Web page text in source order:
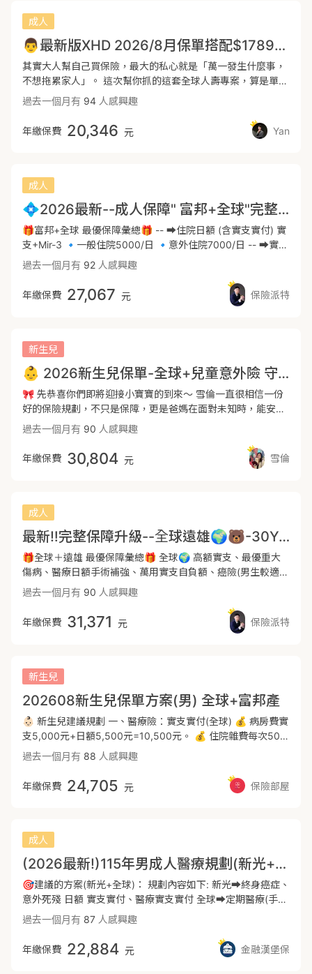
能尚未發育完全，一旦新生兒有醫療紀錄後，會影響承保或理
賠。 所以為寶寶規劃保險時，建議出生七天內報完戶口，出院
後七天內完成投保，趁寶寶體況健康時投保。 📷寶寶出生48
小時內醫院會做政府規定之21項檢測。 公費21項篩檢：此項為
政府規定不可等待期，出生第二天會進行抽血，報告大概出生
治療保險必須理賠。報告出來後若有異常基本上無法投保保險
了。 📷自費檢查的部分 11項自費血液篩檢：此11項會跟著公
費篩檢一起檢測，大多都是罕見疾病的篩檢，建議先做早期發
不是非常完全，大多項目檢查出來也是等待發育發育完全而
已。 超音波報告通常隔天就出爐，若檢查出有異常保險無法投
保。可以評估投保後30天再進行超音波篩檢。
險） ✔️ 重大傷病險 👉 涵蓋健保重大傷病卡項目 （包含癌
筆錢 👉 可自由運用（醫療/照顧/收入中斷） ④ 意外保障（日
常風險） ✔️ 意外醫療（實支 / 日額） ✔️ 意外失能、燒燙傷
✔️ 個人責任險（非常實用） 👉 不小心弄壞別人東西可理賠
（例如：打破手機、撞壞物品） ⚠️ 新生兒投保「黃金關鍵」
⏰ 最重要時機 👉 投保黃金期 = 21項新生兒篩檢「結果出來
前」 原因： 一旦檢查異常 👉 可能影響承保、除外或加費 📌
時間流程建議 ✔️ 預產前1個月 確認規劃內容 客製化調整保障
生體重：2500克以上
成人
👨最新版XHD 2026/8月保單搭配$1789/月 成人規劃(男)全球
其實大人幫自己買保險，最大的私心就是「萬一發生什麼事，
不想拖累家人」。 這次幫你抓的這套全球人壽專案，算是單一
間公司裡把CP值拉到最高的配法了， 一年大概兩萬出頭，就
住院開刀不用怕自費（醫療實支 XHD） 現在去醫院，最怕聽
到的就是「這個健保沒給付喔」。 這張實支實付算是把住院雜
己的身體就好。 2. 遇到大病，馬上有一筆百萬安家費（重大傷
病 DCE/XDE ＋ 癌症一次金 XCF） 如果真的碰到像癌症或是
需要長期治療的狀況，最擔心的絕對是沒辦法工作、收入斷
掉。 只要領到重大傷病卡，這份保單就會直接給你一筆 100
萬的現金。 另外，男生特別建議把防癌險（XCF）也直接搭在
全球，因為男生的費率在這張真的滿划算的！ 可以直接拉到
150 萬的額度，有了這筆錢，就能安心挑選適合的標靶藥物或
新療法。 3. 騎車跌倒、日常小意外都能報帳（意外險
XAN+XMBN） 平常通勤上下班或是假日出門運動，難免會遇
過去一個月有 94 人感興趣
年繳保費 20,346 元 Yan
成人
💠2026最新--成人保障" 富邦+全球"完整保障規劃- (男-30歲)
🎁富邦+全球 最優保障彙總🎁 -- ➡️住院日額 (含實支實付) 實
支+Mir-3 🔹一般住院5000/日 🔹意外住院7000/日 -- ➡️實支
實付 🔸住院雜費30萬✅，手術費另計-最高40萬(依手術等級
比例) 🔸門診手術費 2.5萬 (227.3343) ✅ 🔸另有門診特定處
置項目1.25萬 ✅ 🔺可再搭配🌍自負額，額外提高實支額度
(雜費、病房費、門診) -- ➡️定額手術 🔹住院/門診特定手術 9
➡️大風險的保障--一次金 👍 🔸重大傷病 100萬 🔸癌症一次金
且龐大的治療費用。 -- ⭕細項額度都可依需求討論調整喔!! --
----------------------------------------------------------------
----------------------------------------------------------------
險、失能(長照)、壽險(家庭責任、房屋貸款) -- 🔶醫療實支實
付 健保實施DRGs制度後，住院天數下降自費項目增加且費用
提高，所以足額的實支實付很重要，在額度內可選擇更好的醫
4~5000元/日(單人房) -- 🔶意外險(意外身故失能/意外日額/
意外實支) ✅規劃方向: 失能身故100萬起、日額1000、意外
實支5~10萬 -- 🔶重大傷病險 根據健保署認定，理賠範圍明確
且範圍廣，取得重大傷病卡即可理賠。 保障多達300多項細項
疾病，且包含需積極或長期治療之癌症 #理賠認定明確，領卡
上 -- 🔶癌症險(一次金、療程型) 以一次金整筆給付為主，療
程型為輔，在確定罹癌後直接一整筆給付，可以選擇最好的治
療方式。 因癌症險將癌症分為初期、輕度、重度癌症，按程度
型為輔。 -- 🔶長照險 (已無疾病失能險，可用意外失能險補
強。另外是從長照險方面補強-需了解理賠啟動條件不同) 因疾
病或意外達到需長期照護狀態，失去工作能力沒有收入又需要
長期照護， 這些都是一般家庭無法承受的巨大風險，需要靠保
險來給我們持續的保障協助。 ✅規劃方向: 一次金100萬或以
上，扶助金/長期照護金 每月3~5萬 (看護費、醫療費、營養費
等等) ⭕長照險可於上述四大保障規劃完整後再來補強。 --
一筆錢給家人。 ✅規劃方向: 視個人之家庭責任等 -- ---------
過去一個月有 92 人感興趣
年繳保費 27,067 元 保險派特
新生兒
👶 2026新生兒保單-全球+兒童意外險 守護健康成長🥰
🎀 先恭喜你們即將迎接小寶寶的到來～ 雪倫一直很相信一份
好的保險規劃，不只是保障，更是爸媽在面對未知時，能安心
陪伴孩子的力量 ✨ 新生兒保單規劃重點 ✨ 📌 醫療保障 ✔️
實支實付（正本理賠）：醫療費用在額度內花多少賠多少 ✔️
定額醫療：補足住院與手術費，也能減輕照顧期間的收入壓力
📌 重大疾病／防癌 ✔️ 重大傷病：涵蓋兒童癌症、川崎症、自
外醫療（失能一次金＋實支＋日額） ✔️ 兒童專案（燒燙傷＋
規劃時間點很重要 ✨ 1️⃣ 預產前一個月 開始了解方向、討論
預算，先有初步規劃 2️⃣ 出生48小時內 完成新生兒21項篩檢
（約2週出結果） 3️⃣ 投保黃金期 👉 篩檢結果出來「前」完成
投保最理想 避免結果影響投保條件與權益 👶 小提醒 一般會建
議：37週以上、體重2500g以上 一起把這份「給寶寶的第一
份禮物」準備好 ❤️
過去一個月有 90 人感興趣
年繳保費 30,804 元 雪倫
成人
最新‼️完整保障升級--全球遠雄🌍🐻-30Y-2026-４月 (另有女生版本)
🎁全球＋遠雄 最優保障彙總🎁 全球🌍 高額實支、最優重大
傷病、醫療日額手術補強、萬用實支自負額、癌險(男生較適
合) 遠雄🐻 發揮優勢、最優癌症一次金、充足的意外實支、意
外失能包含重要的失能每月扶助金‼️ -- ➡️住院日額 (含實支實
付) 🔹一般住院（定額）６000/日 (加護病房或燒燙傷病房,提
高為2倍) 🔹一般住院（實支）７000/日 (升等病房費額度) 🔹
手術費、相關合理必要的醫療耗材及自費項目限額內理賠(一個
日內因同一事故之門診費用 🔸門診手術費⬆️升級 4.5+1.5=６
萬 ，門診手術一年8次 手術範圍包含健保手術章節2-2-7、3-
3-4-3外，還新增１00多項門診常見處置項目： 🚩如大腸息
的相關處置。 🔸無年度理賠上限，且後期保費平穩 ✅👍 ⭕
可搭配🌍自負額，將實支額度依需求再升級⬆️(雜費、病房
費、門診) -- ➡️定額手術 🔹住院/門診特定手術 4.5萬 (最高-
３萬/每月，無一般失能險了，用便宜的意外失能險補強這部分
-- ➡️大風險的保障--一次金 👍 🔸重大傷病 １00萬✅ (最高
200萬) 🔸癌症一次金 ２00萬✅ (最高360萬) ⭕更高的一次
給付型保障： #遇到這些狀況直接理賠一整筆金額可以負擔長
期且龐大的治療費用。 -- 🔰細項及額度都可依需求做討論調
----------------------------------------------------------------
------------ ✔️完整醫療保障包含--實支實付、意外險、重大
傷病、癌症險、失能(長照)、壽險(家庭責任、房屋貸款) 🔶醫
過去一個月有 90 人感興趣
年繳保費 31,371 元 保險派特
新生兒
202608新生兒保單方案(男) 全球+富邦產
👶🏻 新生兒建議規劃 一、醫療險：實支實付(全球) 💰 病房費實
支5,000元+日額5,500元=10,500元。 💰 住院雜費每次50萬
額度，門診手術雜費6萬元(含特定診療)，實支轉換日額1,000
元。提供足額的保障，有優良的醫療品質。 二、一次性理賠
金：重大傷病，癌症(全球) ⭐️ 根據統計，癌症年年蟬聯十大
死因榜首，並且有年輕化趨勢。癌症的嚴重程度大致分為初
期時選擇好的醫療。因癌症或重傷的發生都需半年至兩年左右
⭐️ 重大傷病依據健保署認定22大類，加總細項共涵蓋300多
項。 例如:小兒麻痺症、重度癌症、亞斯伯格症等等都是屬於
重大傷病範圍。優先選擇整筆賠付的商品，在無法工作時經濟
無後顧之憂。 💰 重大傷病一次金200萬，癌症一次金200
萬，癌症住院1.65萬/天，癌症手術9萬，標靶治療30萬。
三、意外險：(全球+富邦產) ⭐️ 提供意外住院補貼，也有提供
骨折未住院津貼。 💰 意外住院病房費14,250元，意外失
過去一個月有 88 人感興趣
年繳保費 24,705 元 保險部屋
成人
(2026最新!)115年男成人醫療規劃(新光+全球)
🎯建議的方案(新光+全球)： 規劃內容如下: 新光➡️終身癌症、
意外死殘 日額 實支實付、醫療實支實付 全球➡️定期醫療(手術
險)、重大傷病、癌症一次金 療程型 (以上是初步方案，都可以
依據您的需求調整) - 🌟方案優勢: 新光:醫療實支實付無年度理
賠上限、能夠接受當第二家實支 全球:重大傷病精神疾病理賠
不打折、定期醫療加強保障額度 - 📍方案適用於加強原有醫療
過去一個月有 87 人感興趣
年繳保費 22,884 元 金融漢堡保